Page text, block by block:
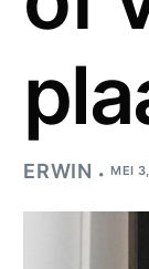
ERWIN MEI